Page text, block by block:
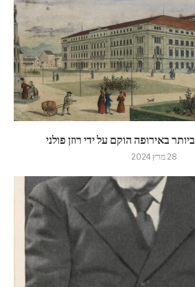
באירופה הוקם על ידי רוזן פולני
28 מרץ 2024